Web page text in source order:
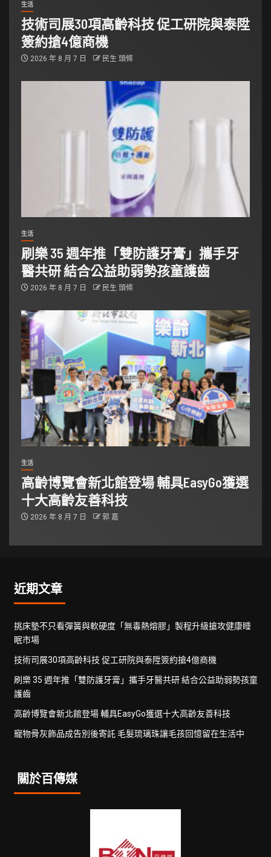
生活
技術司展30項高齡科技 促工研院與泰陞
簽約搶4億商機
2026 年 8 月 7 日 民生 頭條
生活
刷樂 35 週年推「雙防護牙膏」攜手牙
醫共研 結合公益助弱勢孩童護齒
2026 年 8 月 7 日 民生 頭條
生活
高齡博覽會新北館登場 輔具EasyGo獲選
十大高齡友善科技
2026 年 8 月 7 日 郭 嘉
近期文章
挑床墊不只看彈簧與軟硬度「無毒熱熔膠」製程升級搶攻健康睡
眠市場
技術司展30項高齡科技 促工研院與泰陞簽約搶4億商機
刷樂 35 週年推「雙防護牙膏」攜手牙醫共研 結合公益助弱勢孩童
護齒
高齡博覽會新北館登場 輔具EasyGo獲選十大高齡友善科技
寵物骨灰飾品成告別後寄託 毛髮琉璃珠讓毛孩回憶留在生活中
關於百傳媒